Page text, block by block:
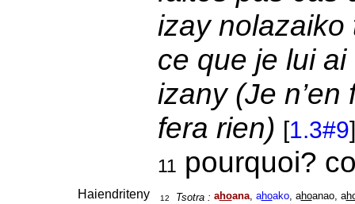
izay nolazaiko
ce que je lui
izany (Je
fera rien) [1.3#9]
11 pourquoi?
Haiendriteny 12 Tsotra : ahoana, ahoako, ahoanao, a